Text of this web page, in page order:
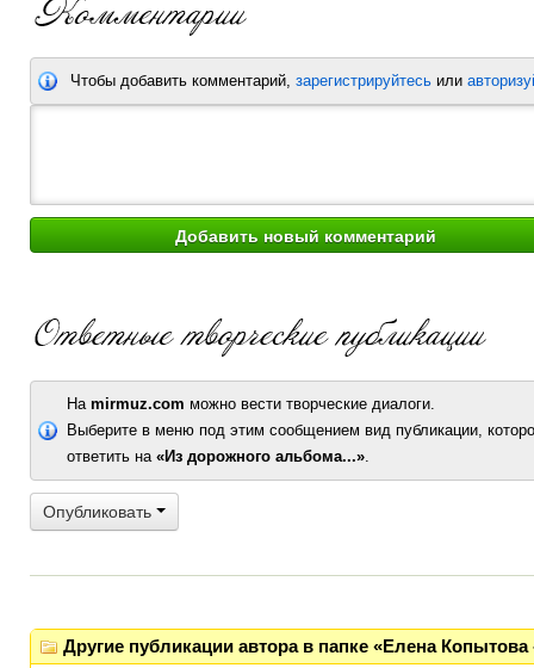
Чтобы добавить комментарий, зарегистрируйтесь или
На mirmuz.com можно вести творческие диалоги.
Выберите в меню под этим сообщением вид публикации,
ответить на «Из дорожного альбома...».
Опубликовать
Другие публикации автора в папке «Елена Копытова